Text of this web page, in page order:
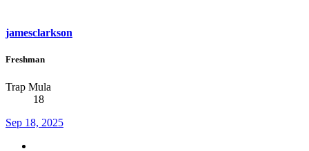
jamesclarkson
Freshman
Trap Mula
18
Sep 18, 2025